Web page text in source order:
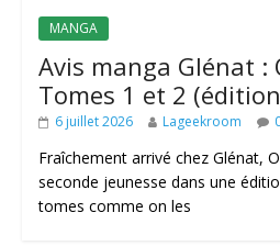
MANGA
Avis manga Glénat :
Tomes 1 et 2
6 juillet 2026 Lageekroom
Fraîchement arrivé chez Glénat,
seconde jeunesse dans une
tomes comme on les